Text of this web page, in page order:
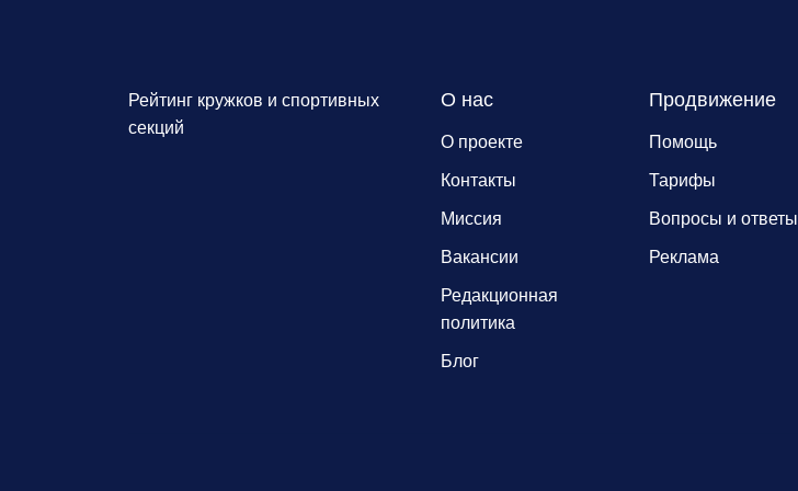
Рейтинг кружков и спортивных
секций
О нас
О проекте
Контакты
Миссия
Вакансии
Редакционная
политика
Блог
Продвижение
Помощь
Тарифы
Вопросы и ответы
Реклама